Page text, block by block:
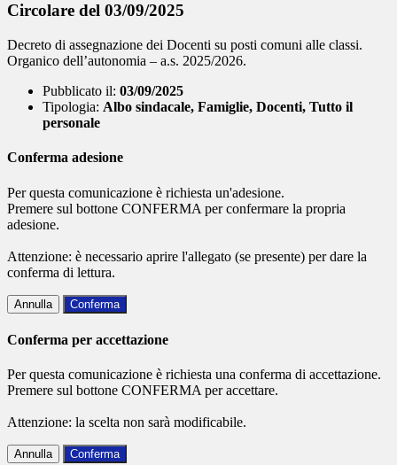
Circolare del 03/09/2025
Decreto di assegnazione dei Docenti su posti comuni alle classi.
Organico dell’autonomia – a.s. 2025/2026.
Pubblicato il: 03/09/2025
Tipologia: Albo sindacale, Famiglie, Docenti, Tutto il
personale
Conferma adesione
Per questa comunicazione è richiesta un'adesione.
Premere sul bottone CONFERMA per confermare la propria
adesione.
Attenzione: è necessario aprire l'allegato (se presente) per dare la
conferma di lettura.
Annulla Conferma
Conferma per accettazione
Per questa comunicazione è richiesta una conferma di accettazione.
Premere sul bottone CONFERMA per accettare.
Attenzione: la scelta non sarà modificabile.
Annulla Conferma